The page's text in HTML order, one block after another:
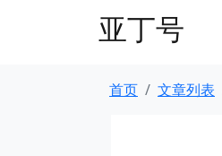
亚丁号
首页 文章列表